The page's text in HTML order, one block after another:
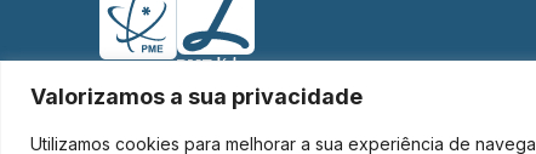
Valorizamos a sua privacidade
Utilizamos cookies para melhorar a sua experiência de